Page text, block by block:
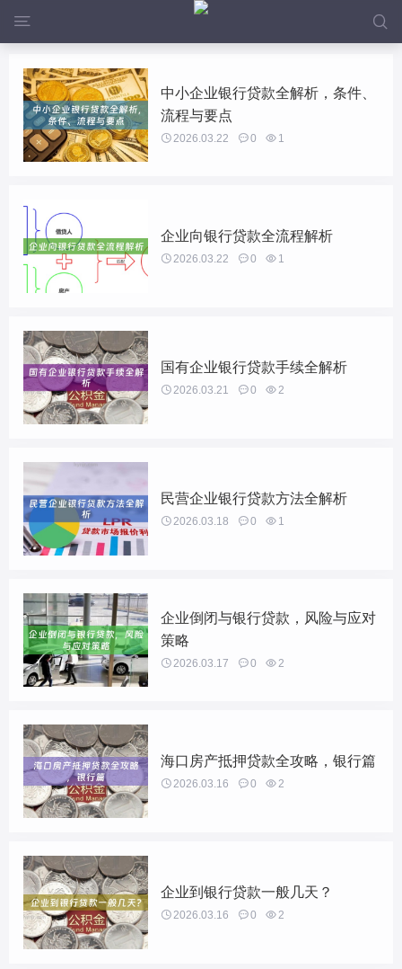
 
中小企业银行贷款全解析，条件、
流程与要点
2026.03.22 0  1
企业向银行贷款全流程解析
2026.03.22 0  1
国有企业银行贷款手续全解析
2026.03.21 0 2
民营企业银行贷款方法全解析
 2026.03.18 0  1
企业倒闭与银行贷款，风险与应对
策略
2026.03.17 0 2
海口房产抵押贷款全攻略，银行篇
 2026.03.16 0  2
企业到银行贷款一般几天？
 2026.03.16 0  2